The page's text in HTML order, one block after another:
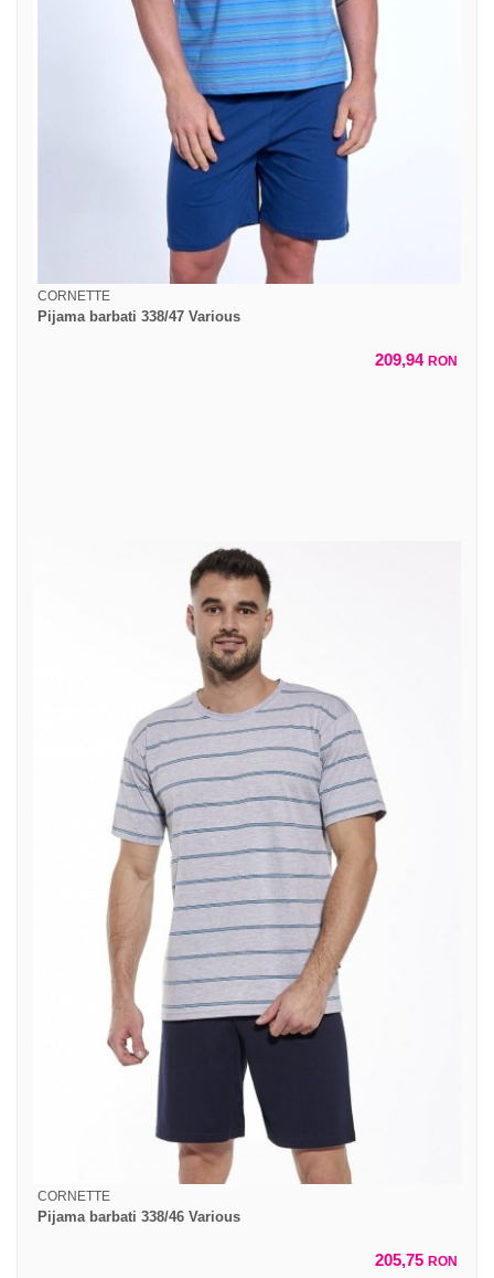
CORNETTE
Pijama barbati 338/47 Various
209,94 RON
CORNETTE
Pijama barbati 338/46 Various
205,75 RON